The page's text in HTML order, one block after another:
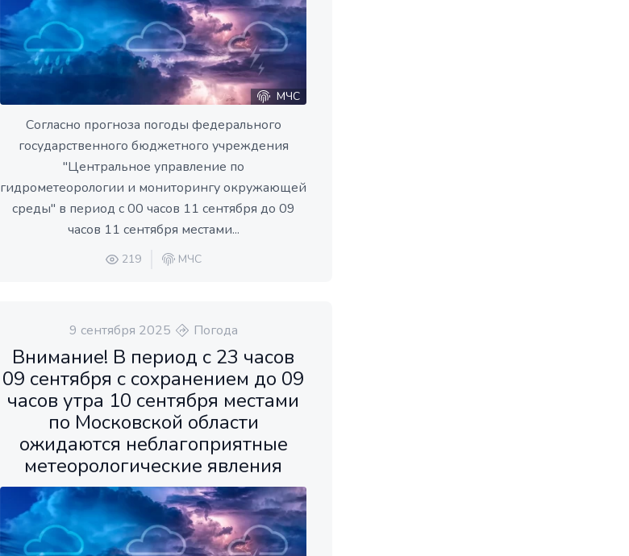
МЧС
Согласно прогноза погоды федерального
государственного бюджетного учреждения
"Центральное управление по
гидрометеорологии и мониторингу окружающей
среды" в период с 00 часов 11 сентября до 09
часов 11 сентября местами...
219 МЧС
9 сентября 2025 Погода
Внимание! В период с 23 часов
09 сентября с сохранением до 09
часов утра 10 сентября местами
по Московской области
ожидаются неблагоприятные
метеорологические явления